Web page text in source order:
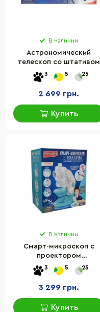
В наличии
Астрономический
телескоп со штативом
EASTCOLIGHT ES23841
увеличение в 90 раз
3 5 25
2 699 грн.
Купить
В наличии
Смарт-микроскоп с
проектором
EASTCOLIGHT ES88051,
100х200х450-кратное
увеличение
3 5 25
3 299 грн.
Купить